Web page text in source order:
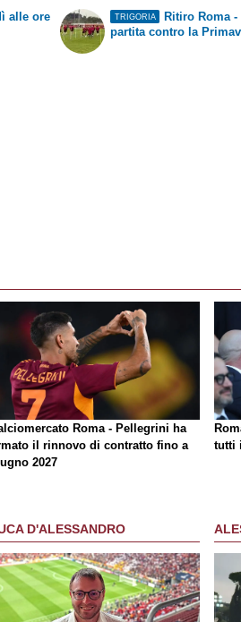
alle ore
TRIGORIA
Ritiro Roma - Le immagini della
partita contro la
Roma - Pellegrini ha
il rinnovo di contratto fino a
2027
tutti
D'ALESSANDRO